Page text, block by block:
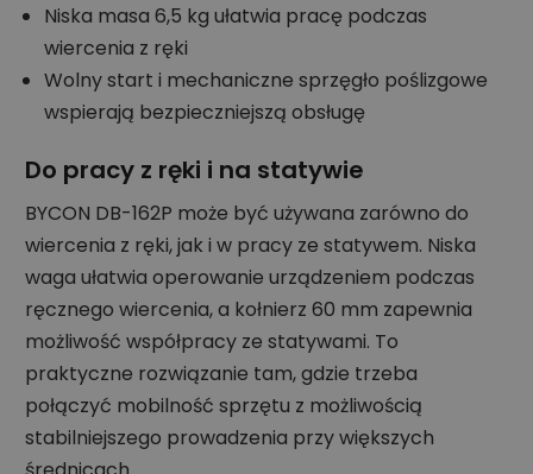
Niska masa 6,5 kg ułatwia pracę podczas
wiercenia z ręki
Wolny start i mechaniczne sprzęgło poślizgowe
wspierają bezpieczniejszą obsługę
Do pracy z ręki i na statywie
BYCON DB-162P może być używana zarówno do
wiercenia z ręki, jak i w pracy ze statywem. Niska
waga ułatwia operowanie urządzeniem podczas
ręcznego wiercenia, a kołnierz 60 mm zapewnia
możliwość współpracy ze statywami. To
praktyczne rozwiązanie tam, gdzie trzeba
połączyć mobilność sprzętu z możliwością
stabilniejszego prowadzenia przy większych